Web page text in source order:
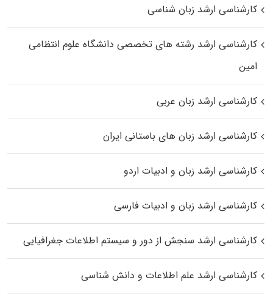
کارشناسی ارشد زبان شناسی
کارشناسی ارشد رﺷﺘﻪ ﻫﺎی تخصصی داﻧﺸﮕﺎه ﻋﻠﻮم انتظامی
اﻣﻴﻦ
کارشناسی ارشد زبان عربی
کارشناسی ارشد زبان‌ های باستانی ایران
کارشناسی ارشد زبان و ادبیات اردو
کارشناسی ارشد زبان و ادبیات فارسی
کارشناسی ارشد سنجش از دور و سیستم اطلاعات جغرافیایی
کارشناسی ارشد علم اطلاعات و دانش شناسی